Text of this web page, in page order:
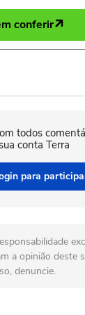
conferir
todos
conta Terra
para
a opinião deste
denuncie.